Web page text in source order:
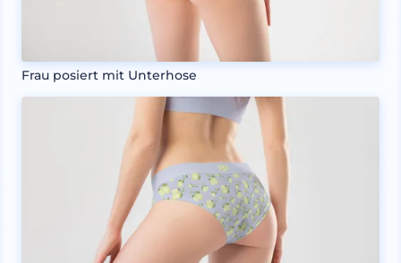
Frau posiert mit Unterhose